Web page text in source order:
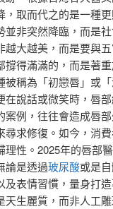
取而代之的是一種
非突然降臨，而是
大越美，而是要與
得滿滿的，而是著
稱為「初戀唇」或
說話或微笑時，唇
例，往往會造成唇部
求修復。如今，消費
性。2025年的唇部
論是透過玻尿酸或是
表情習慣，量身打
生麗質，而非人工